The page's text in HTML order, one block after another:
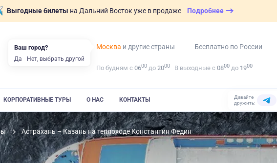
Выгодные билеты на Дальний Восток уже в продаже Подробнее
Москва и другие страны Бесплатно по России
По будням с 0600 до 2000 В выходные с 0800 до 1900
КОРПОРАТИВНЫЕ ТУРЫ О НАС КОНТАКТЫ
Давайте
дружить:
Астрахань – Казань на теплоходе Константин Федин
Ваш город?
Да Нет, выбрать другой